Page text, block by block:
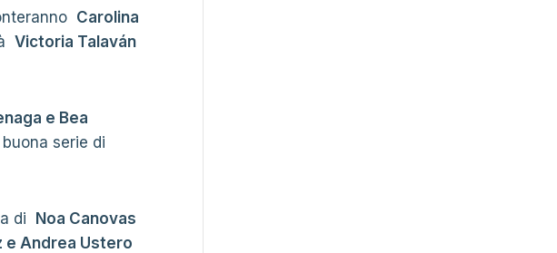
Carolina
Victoria Talaván
e Bea
serie di
di
Noa Canovas
e Andrea Ustero